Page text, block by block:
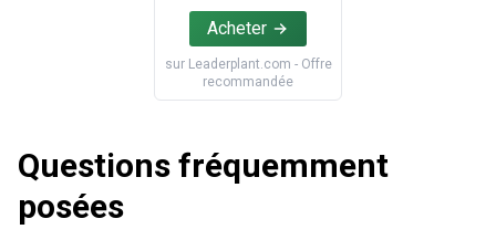
Acheter
sur Leaderplant.com - Offre
recommandée
Questions fréquemment
posées